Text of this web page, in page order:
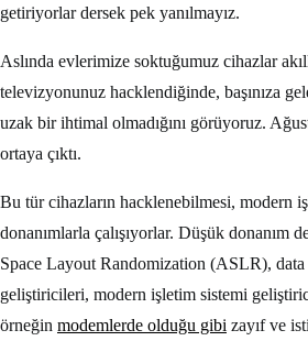
getiriyorlar dersek pek yanılmayız.
Aslında evlerimize soktuğumuz cihazlar
televizyonunuz hacklendiğinde, başınıza
uzak bir ihtimal olmadığını görüyoruz.
ortaya çıktı.
Bu tür cihazların hacklenebilmesi, modern
donanımlarla çalışıyorlar. Düşük donanım
Space Layout Randomization (ASLR),
geliştiricileri, modern işletim sistemi
örneğin modemlerde olduğu gibi zayıf ve